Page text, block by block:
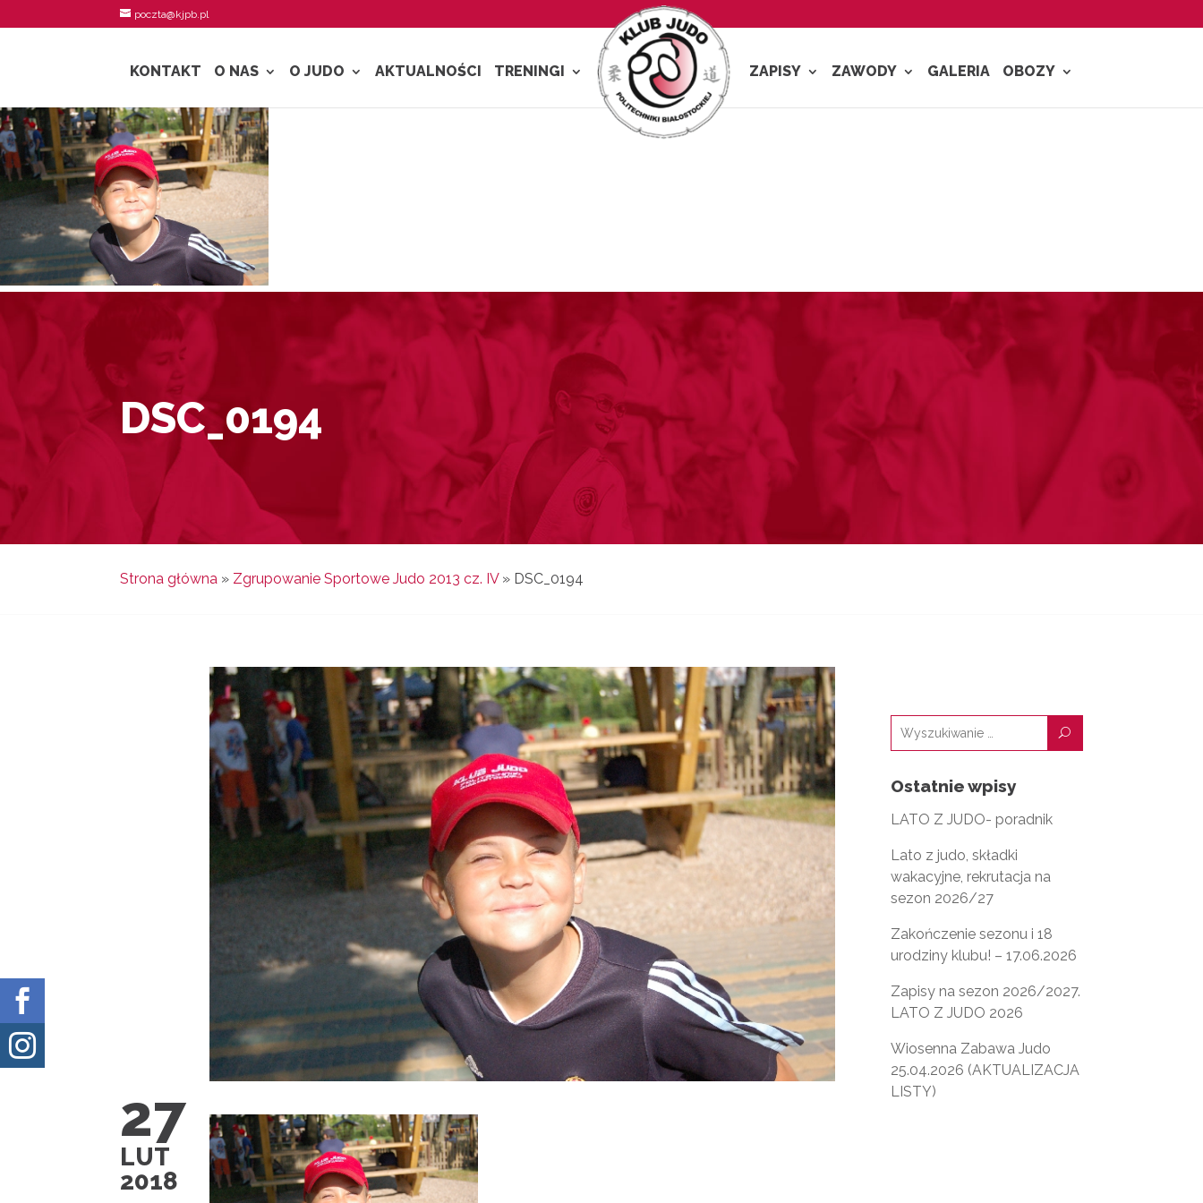
poczta@kjpb.pl
KONTAKT O NAS O JUDO AKTUALNOŚCI TRENINGI ZAPISY ZAWODY GALERIA OBOZY


DSC_0194
Strona główna » Zgrupowanie Sportowe Judo 2013 cz. IV» DSC_0194
27
LUT
2018
U
Ostatnie wpisy
LATO Z JUDO- poradnik
Lato z judo, składki
wakacyjne, rekrutacja na
sezon 2026/27
Zakończenie sezonu i 18
urodziny klubu! – 17.06.2026
Zapisy na sezon 2026/2027.
LATO Z JUDO 2026
Wiosenna Zabawa Judo
25.04.2026 (AKTUALIZACJA
LISTY)